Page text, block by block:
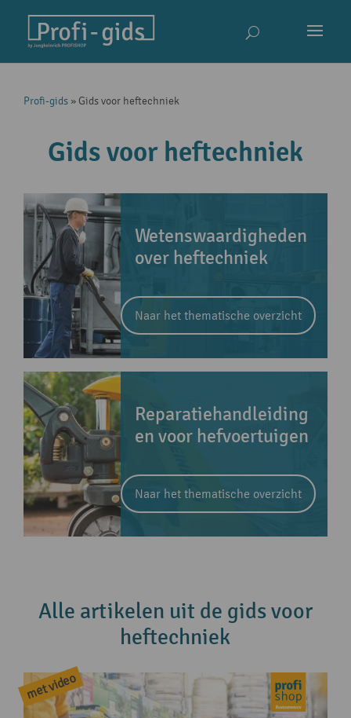
Profi-gids » Gids voor heftechniek
Gids voor heftechniek
Wetenswaardigheden
over heftechniek
Naar het thematische overzicht
Reparatiehandleiding
en voor hefvoertuigen
Naar het thematische overzicht
Alle artikelen uit de gids voor
heftechniek